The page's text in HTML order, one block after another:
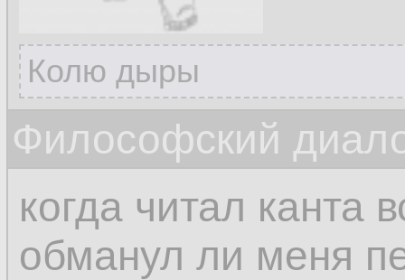
Колю дыры
Философский
когда читал канта
обманул ли меня